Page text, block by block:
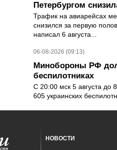
Петербургом
Трафик на авиарейсах
снизился за первую
написал 6 августа...
06-08-2026 (09:13)
Минобороны РФ
беспилотниках
С 20:00 мск 5 августа до
605 украинских
НОВОСТИ